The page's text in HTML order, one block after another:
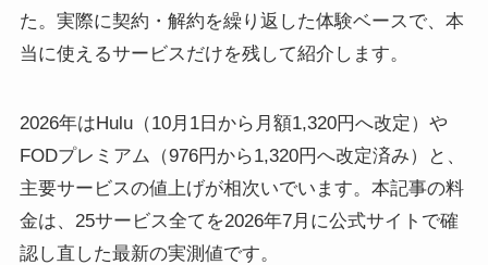
た。実際に契約・解約を繰り返した体験ベースで、本
当に使えるサービスだけを残して紹介します。
2026年はHulu（10月1日から月額1,320円へ改定）や
FODプレミアム（976円から1,320円へ改定済み）と、
主要サービスの値上げが相次いでいます。本記事の料
金は、25サービス全てを2026年7月に公式サイトで確
認し直した最新の実測値です。